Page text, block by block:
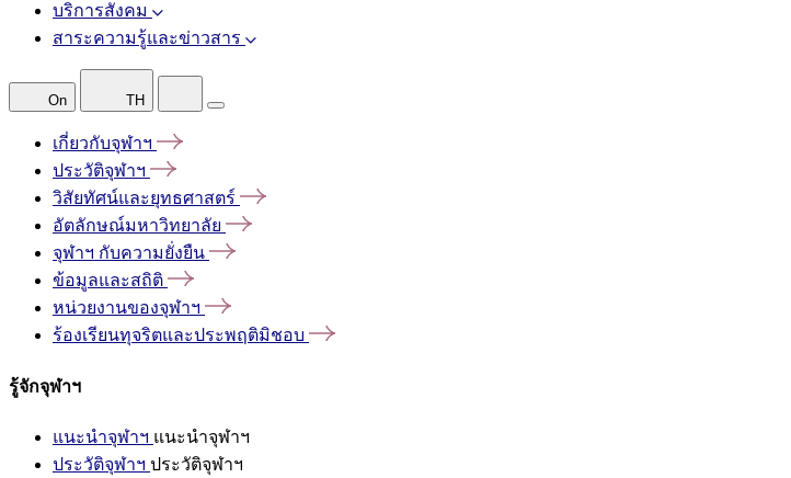
บริการสังคม
สาระความรู้และข่าวสาร
On TH
เกี่ยวกับจุฬาฯ
ประวัติจุฬาฯ
วิสัยทัศน์และยุทธศาสตร์
อัตลักษณ์มหาวิทยาลัย
จุฬาฯ กับความยั่งยืน
ข้อมูลและสถิติ
หน่วยงานของจุฬาฯ
ร้องเรียนทุจริตและประพฤติมิชอบ
รู้จักจุฬาฯ
แนะนำจุฬาฯ แนะนำจุฬาฯ
ประวัติจุฬาฯ ประวัติจุฬาฯ